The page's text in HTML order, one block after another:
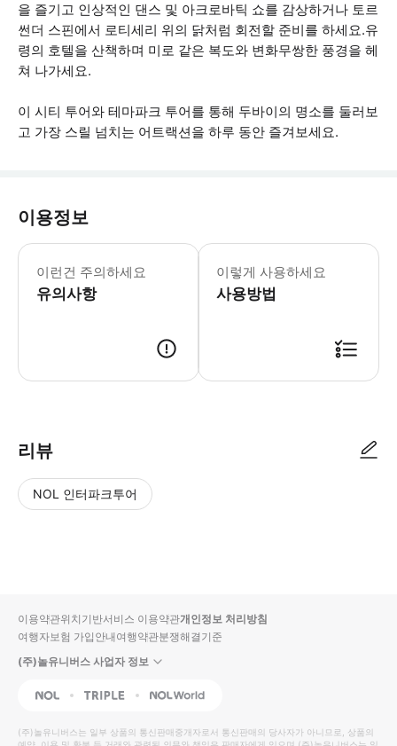
을 즐기고 인상적인 댄스 및 아크로바틱 쇼를 감상하거나 토르
썬더 스핀에서 로티세리 위의 닭처럼 회전할 준비를 하세요.유
령의 호텔을 산책하며 미로 같은 복도와 변화무쌍한 풍경을 헤
쳐 나가세요.
이 시티 투어와 테마파크 투어를 통해 두바이의 명소를 둘러보
고 가장 스릴 넘치는 어트랙션을 하루 동안 즐겨보세요.
이용정보
이런건 주의하세요
유의사항
막바지 예약 및 7월과 8월 한 달간은
이렇게 사용하세요
사용방법
리뷰
NOL 인터파크투어
입니
다.
높
동
순
상
이용약관위치기반서비스 이용약관개인정보 처리방침
여행자보험 가입안내여행약관분쟁해결기준
(주)놀유니버스 사업자 정보
NOL Triple Interpark Global
(주)놀유니버스는 일부 상품의 통신판매중개자로서 통신판매의 당사자가 아니므로, 상품의